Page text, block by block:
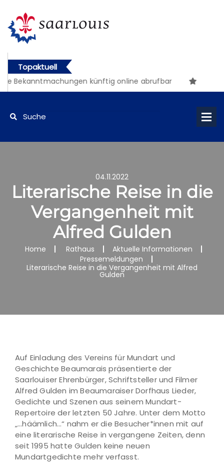
Topaktuell
Bekanntmachungen künftig online abrufbar
04.11.2022
Literarische Reise in die
Vergangenheit mit
Alfred Gulden
Home Rathaus
Aktuelle Informationen
Pressemeldungen
Literarische Reise in die Vergangenheit mit Alfred
Gulden
Auf Einladung des Vereins für Mundart und
Geschichte Beaumarais präsentierte der
Saarlouiser Ehrenbürger, Schriftsteller und Filmer
Alfred Gulden im Beaumaraiser Dorfhaus Lieder,
Gedichte und Szenen aus seinem Mundart-
Repertoire der letzten 50 Jahre. Unter dem Motto
„…häämlich…“ nahm er die Besucher*innen mit auf
eine literarische Reise in vergangene Zeiten, denn
seit 1995 hatte Gulden keine neuen
Mundartgedichte mehr verfasst.